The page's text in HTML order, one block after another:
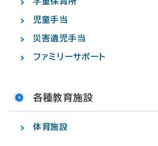
児童手当
災害遺児手当
ファミリーサポート
各種教育施設
体育施設